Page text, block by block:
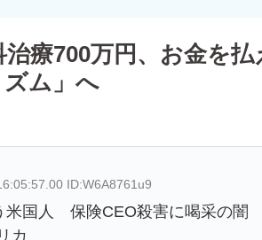
療700万円、お金を
ム」へ
ID:W6A8761u9
米国人 保険CEO殺害に喝采の闇
カ